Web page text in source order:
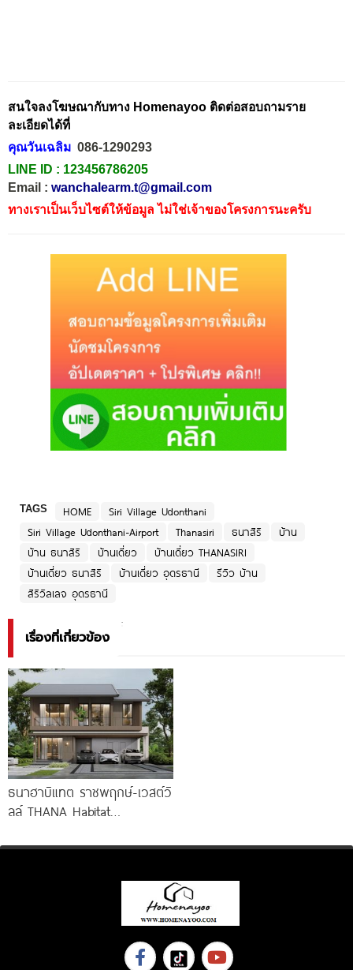
สนใจลงโฆษณากับทาง Homenayoo ติดต่อสอบถามราย
ละเอียดได้ที่
คุณวันเฉลิม 086-1290293
LINE ID : 123456786205
Email : wanchalearm.t@gmail.com
ทางเราเป็นเว็บไซต์ให้ข้อมูล ไม่ใช่เจ้าของโครงการนะครับ
TAGS HOME
Siri Village Udonthani
Siri Village Udonthani-Airport
Thanasiri ธนาสิริ
บ้าน
บ้าน ธนาสิริ
บ้านเดี่ยว
บ้านเดี่ยว THANASIRI
บ้านเดี่ยว ธนาสิริ
บ้านเดี่ยว อุดรธานี
รีวิว บ้าน
สิริวิลเลจ อุดรธานี
เรื่องที่เกี่ยวข้อง
ธนาฮาบิแทต ราชพฤกษ์-เวสต์วิ
ลล์ THANA Habitat
รีส์ใหม่ Modern Tropical ใกล้